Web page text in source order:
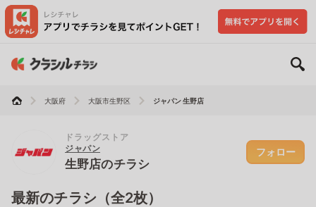
大阪府 大阪市生野区 ジャパン 生野店
ドラッグストア
ジャパン
生野店のチラシ
フォロー
最新のチラシ（全2枚）